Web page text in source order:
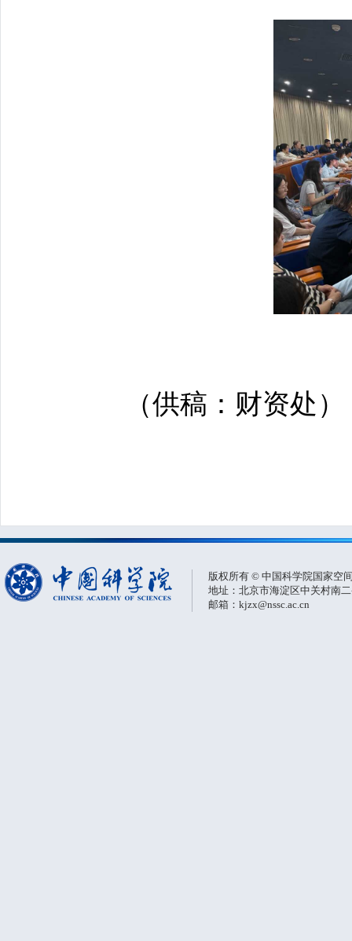
（供稿：财资处）
版权所有 © 中国科学院国家空
地址：北京市海淀区中关村南
邮箱：kjzx@nssc.ac.cn